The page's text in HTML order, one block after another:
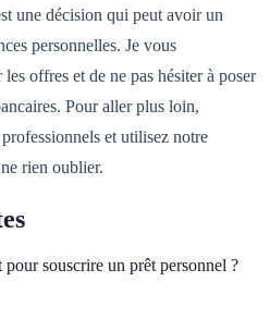
une décision qui peut avoir un
personnelles. Je vous
offres et de ne pas hésiter à poser
Pour aller plus loin,
et utilisez notre
rien oublier.
souscrire un prêt personnel ?